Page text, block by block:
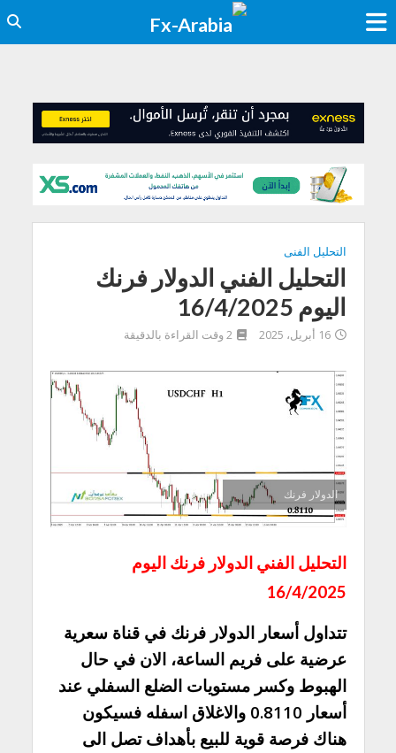
التحليل الفنى
التحليل الفني الدولار فرنك
اليوم 16/4/2025
16 أبريل، 2025 2 وقت القراءة بالدقيقة
الدولار فرنك
التحليل الفني الدولار فرنك اليوم
16/4/2025
تتداول أسعار الدولار فرنك في قناة سعرية
عرضية على فريم الساعة، الان في حال
الهبوط وكسر مستويات الضلع السفلي عند
أسعار 0.8110 والاغلاق اسفله فسيكون
هناك فرصة قوية للبيع بأهداف تصل الى